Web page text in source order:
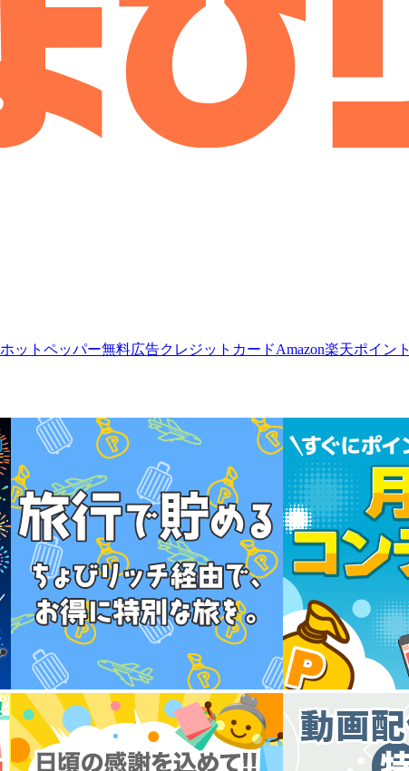
ホットペッパー無料広告クレジットカードAmazon楽天ポイント